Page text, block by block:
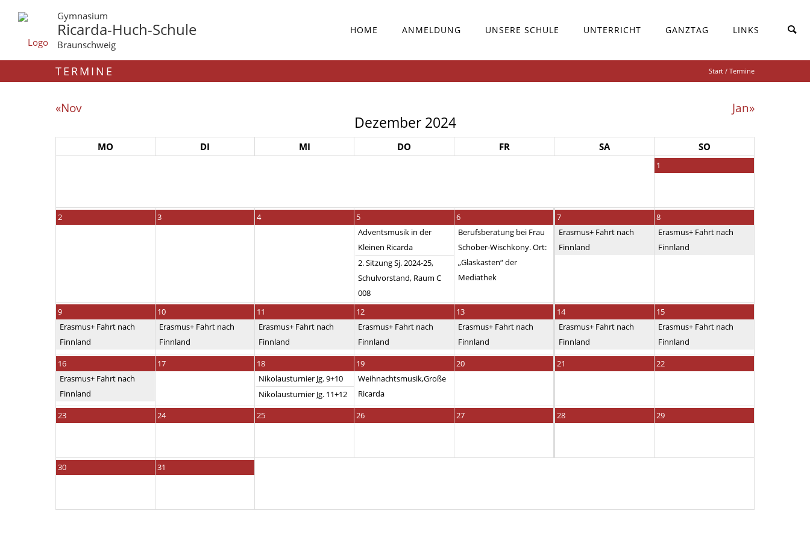
Gymnasium
Ricarda-Huch-Schule
Braunschweig
HOME ANMELDUNG UNSERE SCHULE UNTERRICHT GANZTAG LINKS
TERMINE Start / Termine
«Nov Jan»
Dezember 2024
MO DI MI DO FR SA SO
1
2 3 4
5
Adventsmusik in der
Kleinen Ricarda
2. Sitzung Sj. 2024-25,
Schulvorstand, Raum C
008
6
Berufsberatung bei Frau
Schober-Wischkony. Ort:
„Glaskasten“ der
Mediathek
7
Erasmus+ Fahrt nach
Finnland
8
Erasmus+ Fahrt nach
Finnland
9
Erasmus+ Fahrt nach
Finnland
10
Erasmus+ Fahrt nach
Finnland
11
Erasmus+ Fahrt nach
Finnland
12
Erasmus+ Fahrt nach
Finnland
13
Erasmus+ Fahrt nach
Finnland
14
Erasmus+ Fahrt nach
Finnland
15
Erasmus+ Fahrt nach
Finnland
16
Erasmus+ Fahrt nach
Finnland
17
18
Nikolausturnier Jg. 9+10
Nikolausturnier Jg. 11+12
19
Weihnachtsmusik,Große
Ricarda
20 21 22
23 24 25 26 27 28 29
30 31